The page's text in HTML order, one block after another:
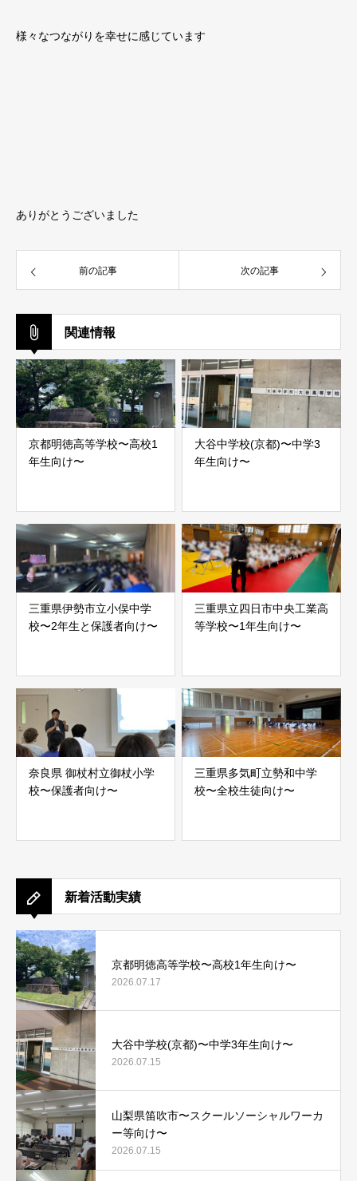
様々なつながりを幸せに感じています
ありがとうございました
前の記事 次の記事
関連情報
京都明徳高等学校〜高校1
年生向け〜
大谷中学校(京都)〜中学3
年生向け〜
三重県伊勢市立小俣中学
校〜2年生と保護者向け〜
三重県立四日市中央工業高
等学校〜1年生向け〜
奈良県 御杖村立御杖小学
校〜保護者向け〜
三重県多気町立勢和中学
校〜全校生徒向け〜
新着活動実績
京都明徳高等学校〜高校1年生向け〜
2026.07.17
大谷中学校(京都)〜中学3年生向け〜
2026.07.15
山梨県笛吹市〜スクールソーシャルワーカ
ー等向け〜
2026.07.15